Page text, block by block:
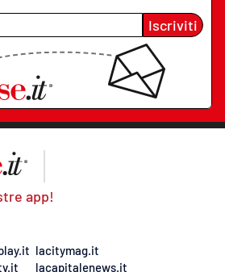
Iscriviti
app!
lacitymag.it
lacapitalenews.it